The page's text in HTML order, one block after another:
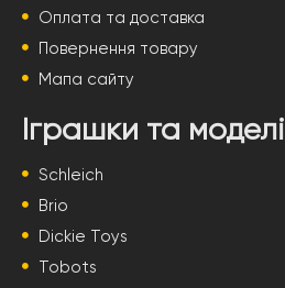
Оплата та доставка
Повернення товару
Мапа сайту
Іграшки та моделі
Schleich
Brio
Dickie Toys
Tobots